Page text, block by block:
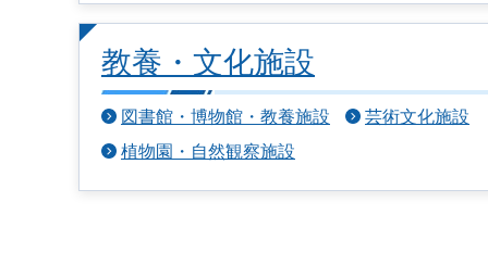
教養・文化施設
図書館・博物館・教養施設
芸術文化施設
植物園・自然観察施設